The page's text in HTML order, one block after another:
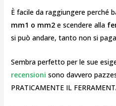
È facile da raggiungere perché
mm1 o mm2e scendere alla
si può andare, tanto non si
Sembra perfetto per le sue
recensioni sono davvero
PRATICAMENTE IL